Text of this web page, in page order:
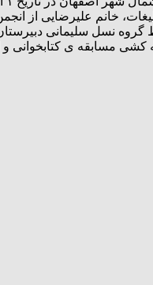
خانم علیرضایی از
نسل سلیمانی
مسابقه ی کتابخوانی و